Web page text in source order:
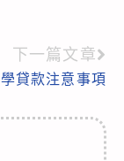
下一篇文章
貸款注意事項